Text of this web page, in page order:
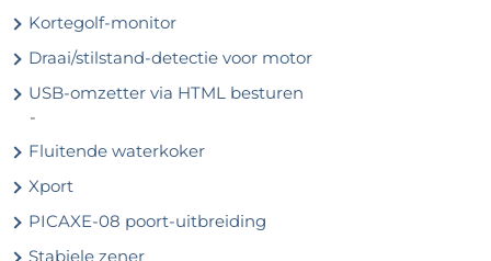
Kortegolf-monitor
Draai/stilstand-detectie voor motor
USB-omzetter via HTML besturen
-
Fluitende waterkoker
Xport
PICAXE-08 poort-uitbreiding
Stabiele zener